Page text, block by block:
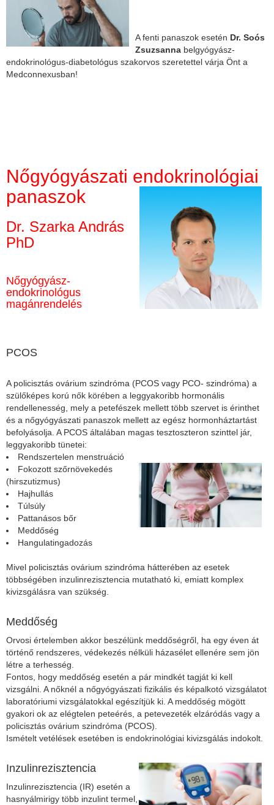
A fenti panaszok esetén Dr. Soós
Zsuzsanna belgyógyász-
endokrinológus-diabetológus szakorvos szeretettel várja Önt a
Medconnexusban!
Nőgyógyászati endokrinológiai
panaszok
Dr. Szarka András
PhD
Nőgyógyász-
endokrinológus
magánrendelés
PCOS
A policisztás ovárium szindróma (PCOS vagy PCO- szindróma) a
szülőképes korú nők körében a leggyakoribb hormonális
rendellenesség, mely a petefészek mellett több szervet is érinthet
és a nőgyógyászati panaszok mellett az egész hormonháztartást
befolyásolja. A PCOS általában magas tesztoszteron szinttel jár,
leggyakoribb tünetei:
Rendszertelen menstruáció
Fokozott szőrnövekedés
(hirszutizmus)
Hajhullás
Túlsúly
Pattanásos bőr
Meddőség
Hangulatingadozás
Mivel policisztás ovárium szindróma hátterében az esetek
többségében inzulinrezisztencia mutatható ki, emiatt komplex
kivizsgálásra van szükség.
Meddőség
Orvosi értelemben akkor beszélünk meddőségről, ha egy éven át
történő rendszeres, védekezés nélküli házasélet ellenére sem jön
létre a terhesség.
Fontos, hogy meddőség esetén a pár mindkét tagját ki kell
vizsgálni. A nőknél a nőgyógyászati fizikális és képalkotó vizsgálatot
laboratóriumi vizsgálatokkal egészítjük ki. A meddőség mögött
gyakori ok az elégtelen peteérés, a petevezeték elzáródás vagy a
policisztás ovárium szindróma (PCOS).
Ismételt vetélések esetében is endokrinológiai kivizsgálás indokolt.
Inzulinrezisztencia
Inzulinrezisztencia (IR) esetén a
hasnyálmirigy több inzulint termel,